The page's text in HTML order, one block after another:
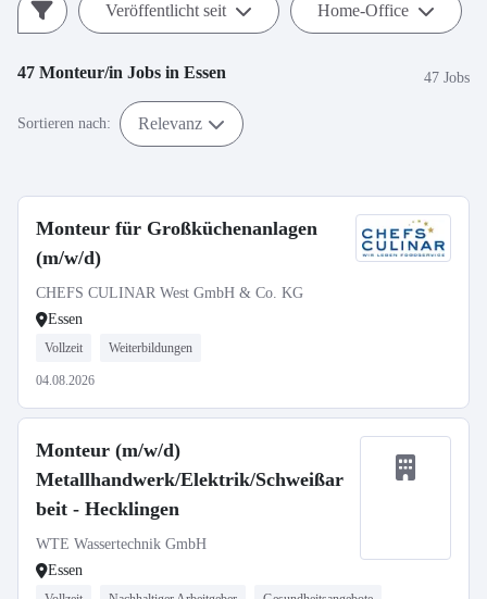
Veröffentlicht seit Home-Office
47 Monteur/in Jobs in Essen 47 Jobs
Sortieren nach: Relevanz
Monteur für Großküchenanlagen
(m/w/d)
CHEFS CULINAR West GmbH & Co. KG
Essen
Vollzeit Weiterbildungen
04.08.2026
Monteur (m/w/d)
Metallhandwerk/Elektrik/Schweißar
beit - Hecklingen
WTE Wassertechnik GmbH
Essen